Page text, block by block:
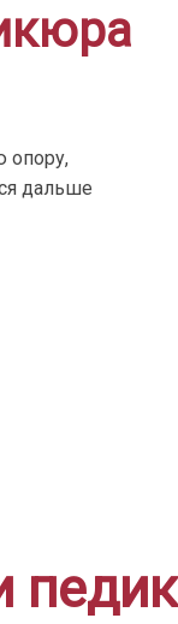
опору,
дальше